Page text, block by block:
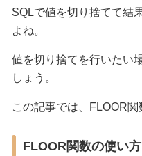
SQLで値を切り捨てて結
よね。
値を切り捨てを行いたい
しょう。
この記事では、FLOOR関
FLOOR関数の使い方